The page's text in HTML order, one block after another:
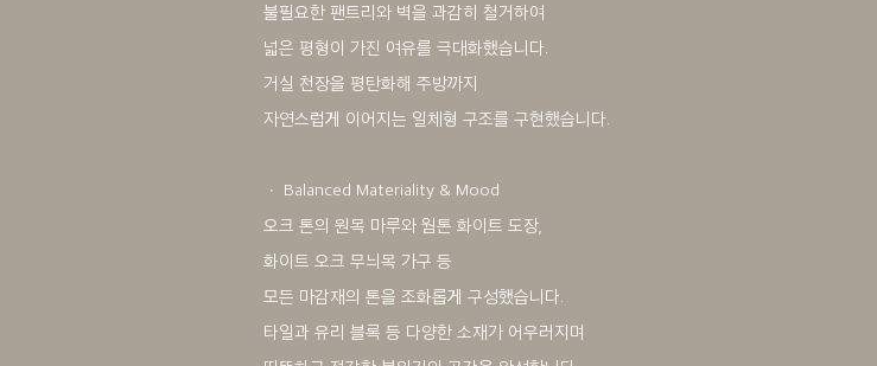
불필요한 팬트리와 벽을 과감히 철거하여
넓은 평형이 가진 여유를 극대화했습니다.
거실 천장을 평탄화해 주방까지
자연스럽게 이어지는 일체형 구조를 구현했습니다.
ㆍ Balanced Materiality & Mood
오크 톤의 원목 마루와 웜톤 화이트 도장,
화이트 오크 무늬목 가구 등
모든 마감재의 톤을 조화롭게 구성했습니다.
타일과 유리 블록 등 다양한 소재가 어우러지며